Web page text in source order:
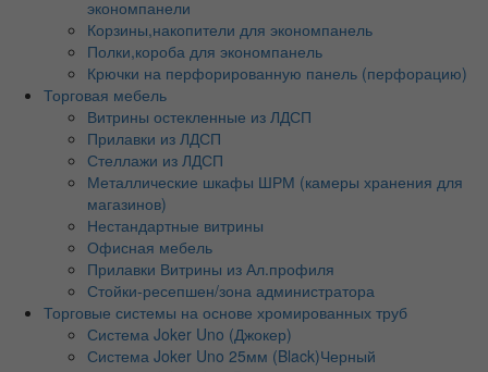
экономпанели
Корзины,накопители для экономпанель
Полки,короба для экономпанель
Крючки на перфорированную панель (перфорацию)
Торговая мебель
Витрины остекленные из ЛДСП
Прилавки из ЛДСП
Стеллажи из ЛДСП
Металлические шкафы ШРМ (камеры хранения для
магазинов)
Нестандартные витрины
Офисная мебель
Прилавки Витрины из Ал.профиля
Стойки-ресепшен/зона администратора
Торговые системы на основе хромированных труб
Система Joker Uno (Джокер)
Система Joker Uno 25мм (Black)Черный